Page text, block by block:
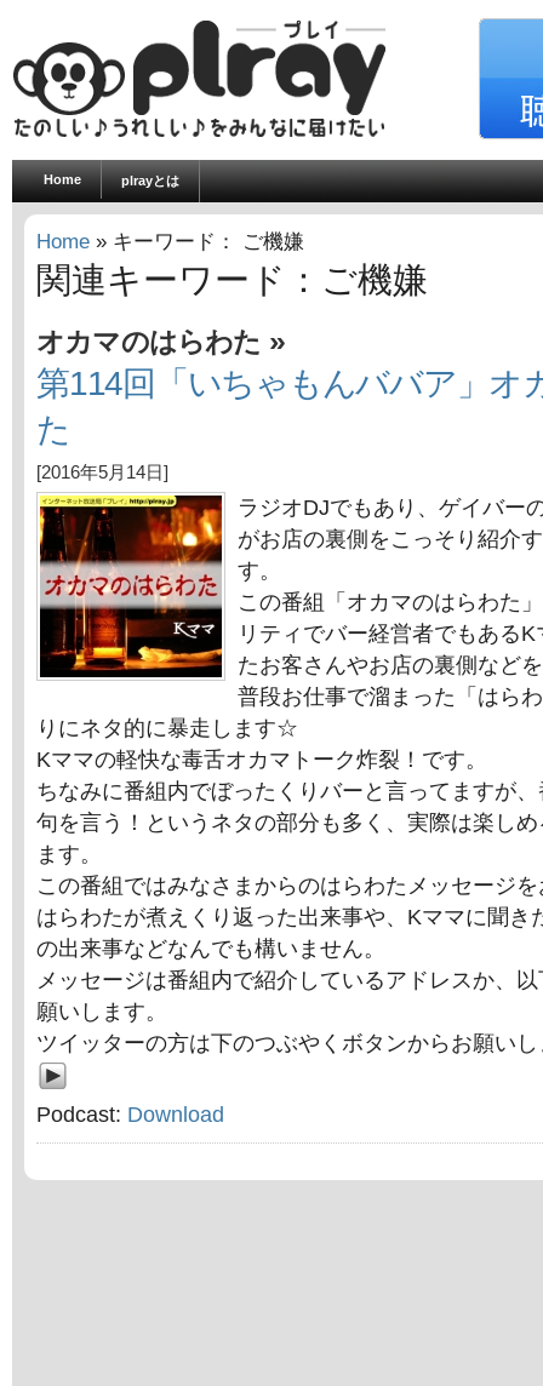
Home plrayとは
Home » キーワード： ご機嫌
関連キーワード：ご機嫌
オカマのはらわた »
第114回「いちゃもんババア」オ
た
[2016年5月14日]
ラジオDJでもあり、ゲイバー
がお店の裏側をこっそり紹介
す。
この番組「オカマのはらわた
リティでバー経営者でもある
たお客さんやお店の裏側など
普段お仕事で溜まった「はら
りにネタ的に暴走します☆
Kママの軽快な毒舌オカマトーク炸裂！です。
ちなみに番組内でぼったくりバーと言ってますが
句を言う！というネタの部分も多く、実際は楽し
ます。
この番組ではみなさまからのはらわたメッセージ
はらわたが煮えくり返った出来事や、Kママに聞き
の出来事などなんでも構いません。
メッセージは番組内で紹介しているアドレスか、
願いします。
ツイッターの方は下のつぶやくボタンからお願い
Podcast: Download